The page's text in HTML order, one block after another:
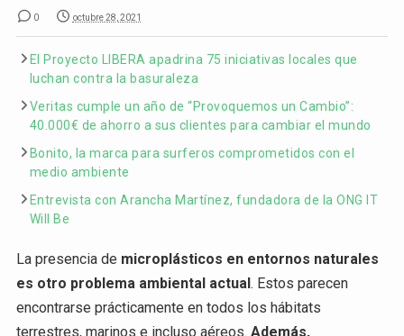
0 octubre 28, 2021
El Proyecto LIBERA apadrina 75 iniciativas locales que
luchan contra la basuraleza
Veritas cumple un año de “Provoquemos un Cambio”:
40.000€ de ahorro a sus clientes para cambiar el mundo
Bonito, la marca para surferos comprometidos con el
medio ambiente
Entrevista con Arancha Martínez, fundadora de la ONG IT
Will Be
La presencia de microplásticos en entornos naturales
es otro problema ambiental actual. Estos parecen
encontrarse prácticamente en todos los hábitats
terrestres, marinos e incluso aéreos. Además,